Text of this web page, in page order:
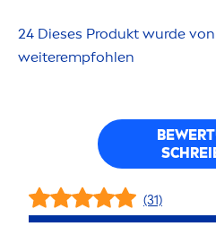
24 Dieses Produkt wurde
weiterempfohlen
(31)